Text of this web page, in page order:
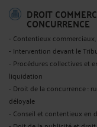
DROIT
CONCURRENCE
- Contentieux
- Intervention devant le
- Procédures collectives et
liquidation
- Droit de la concurrence :
déloyale
- Conseil et contentieux en